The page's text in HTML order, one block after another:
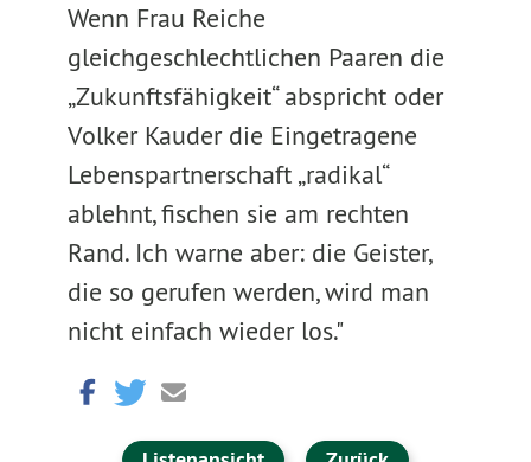
Wenn Frau Reiche
gleichgeschlechtlichen Paaren die
„Zukunftsfähigkeit“ abspricht oder
Volker Kauder die Eingetragene
Lebenspartnerschaft „radikal“
ablehnt, fischen sie am rechten
Rand. Ich warne aber: die Geister,
die so gerufen werden, wird man
nicht einfach wieder los."